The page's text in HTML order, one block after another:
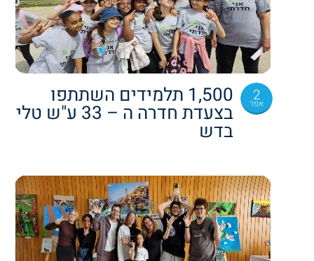
2
אפר 1,500 תלמידים השתתפו
בצעדת חדרה ה – 33 ע"ש טלי
בדש